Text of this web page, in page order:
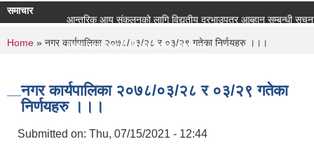
समाचार
आन्तरिक आय संकलनको लागि विद्युतीय दरभाउपत्र आब्हान सम्बन्धी सूचना
रिक्त पदमा स्थायी शिक्षक सरुवा सम्बन्धमा ।।।
You are here
Home » नगर कार्यपालिका २०७८/०३/२८ र ०३/२९ गतेका निर्णयहरु ।।।
नगर कार्यपालिका २०७८/०३/२८ र ०३/२९ गतेका
निर्णयहरु ।।।
Submitted on: Thu, 07/15/2021 - 12:44